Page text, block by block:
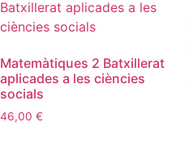
Matemàtiques 2 Batxillerat
aplicades a les ciències
socials
46,00 €